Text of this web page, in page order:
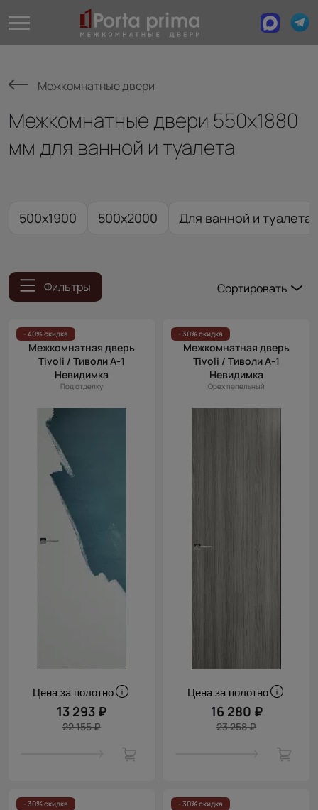
Межкомнатные двери
Межкомнатные двери 550х1880
мм для ванной и туалета
500x1900 500x2000 Для ванной и туалета
Фильтры
Сортировать
Цена
(возр.)
Цена (убыв.)
Cначала
новинки
- 40% скидка
Межкомнатная дверь
Tivoli / Тиволи А-1
Невидимка
Под отделку
Цена за полотно
13 293 ₽
22 155 ₽
- 30% скидка
Межкомнатная дверь
Tivoli / Тиволи А-1
Невидимка
Орех пепельный
Цена за полотно
16 280 ₽
23 258 ₽
- 30% скидка - 30% скидка